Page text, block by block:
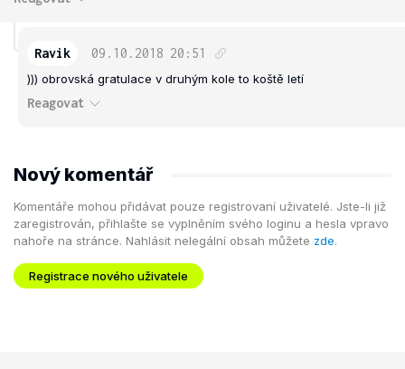
Ravik 09.10.2018 20:51
))) obrovská gratulace v druhým kole to koště letí
Reagovat
Nový komentář
Komentáře mohou přidávat pouze registrovaní uživatelé. Jste-li již
zaregistrován, přihlašte se vyplněním svého loginu a hesla vpravo
nahoře na stránce. Nahlásit nelegální obsah můžete zde.
Registrace nového uživatele